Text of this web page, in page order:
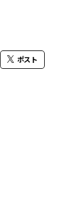
ポスト